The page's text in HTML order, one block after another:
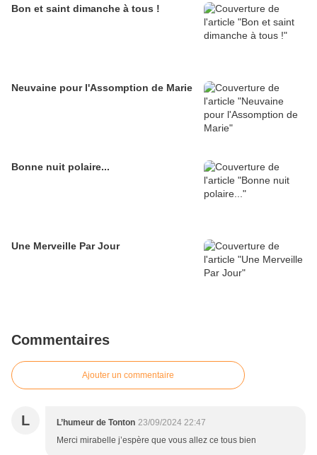
Bon et saint dimanche à tous !
Neuvaine pour l'Assomption de Marie
Bonne nuit polaire...
Une Merveille Par Jour
Commentaires
Ajouter un commentaire
L L’humeur de Tonton 23/09/2024 22:47
Merci mirabelle j’espère que vous allez ce tous bien